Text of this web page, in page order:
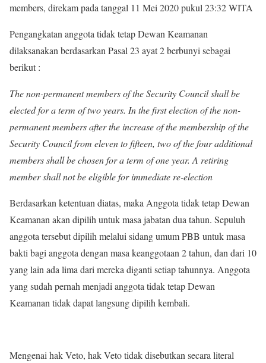
members, direkam pada tanggal 11 Mei 2020 pukul 23:32 WITA
Pengangkatan anggota tidak tetap Dewan Keamanan
dilaksanakan berdasarkan Pasal 23 ayat 2 berbunyi sebagai
berikut :
The non-permanent members of the Security Council shall be
elected for a term of two years. In the first election of the non-
permanent members after the increase of the membership of the
Security Council from eleven to fifteen, two of the four additional
members shall be chosen for a term of one year. A retiring
member shall not be eligible for immediate re-election
Berdasarkan ketentuan diatas, maka Anggota tidak tetap Dewan
Keamanan akan dipilih untuk masa jabatan dua tahun. Sepuluh
anggota tersebut dipilih melalui sidang umum PBB untuk masa
bakti bagi anggota dengan masa keanggotaan 2 tahun, dan dari 10
yang lain ada lima dari mereka diganti setiap tahunnya. Anggota
yang sudah pernah menjadi anggota tidak tetap Dewan
Keamanan tidak dapat langsung dipilih kembali.
Mengenai hak Veto, hak Veto tidak disebutkan secara literal